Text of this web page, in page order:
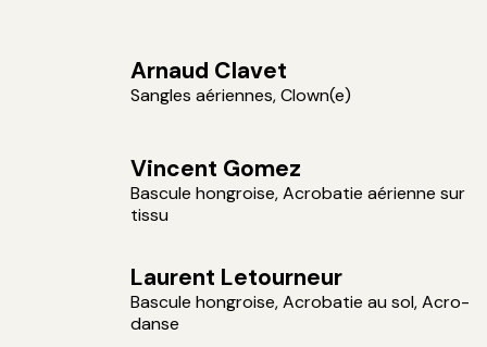
Arnaud Clavet
Sangles aériennes, Clown(e)
Vincent Gomez
Bascule hongroise, Acrobatie aérienne sur
tissu
Laurent Letourneur
Bascule hongroise, Acrobatie au sol, Acro-
danse